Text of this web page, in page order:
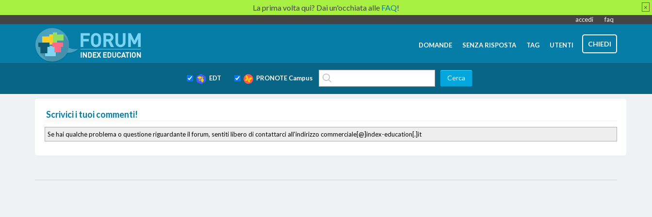
accedi faq
DOMANDE SENZA RISPOSTA TAG UTENTI CHIEDI
EDT PRONOTE Campus
Scrivici i tuoi commenti!
Se hai qualche problema o questione riguardante il forum, sentiti libero di contattarci all'indirizzo commerciale[@]index-education[.]it
La prima volta qui? Dai un'occhiata alle FAQ! ×